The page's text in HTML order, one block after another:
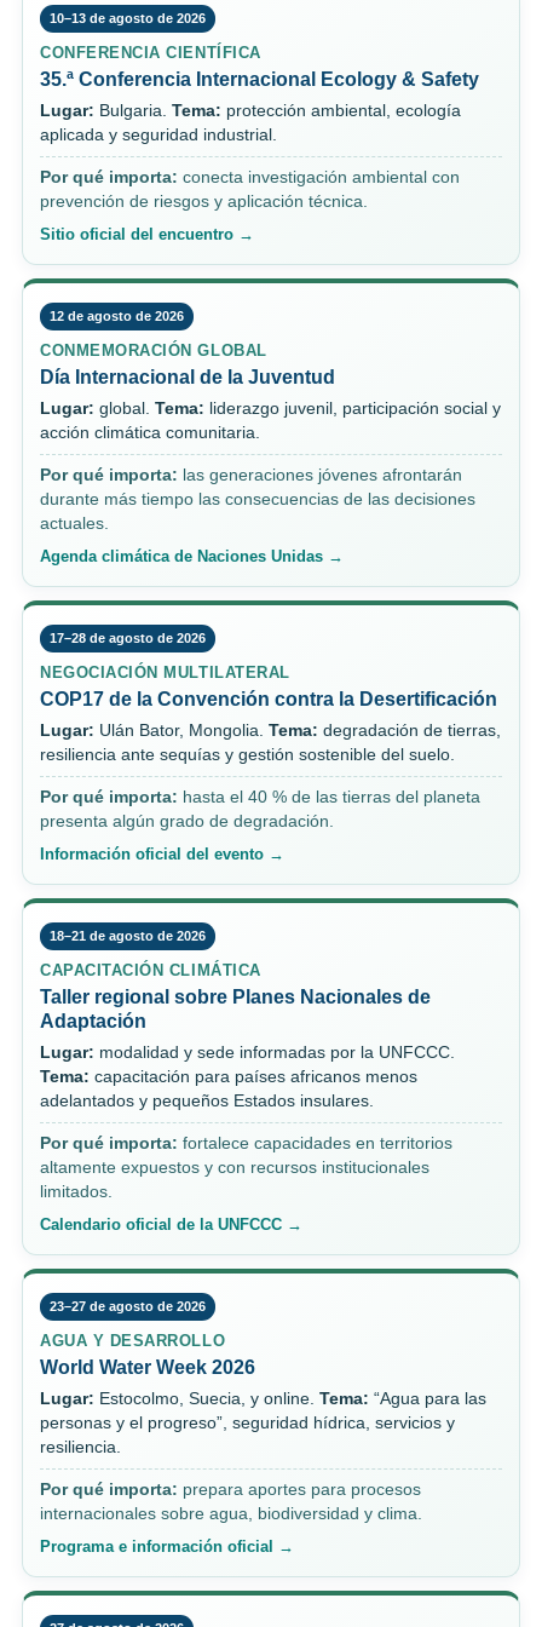
10–13 de agosto de 2026
CONFERENCIA CIENTÍFICA
35.ª Conferencia Internacional Ecology & Safety
Lugar: Bulgaria. Tema: protección ambiental, ecología
aplicada y seguridad industrial.
Por qué importa: conecta investigación ambiental con
prevención de riesgos y aplicación técnica.
Sitio oficial del encuentro →
12 de agosto de 2026
CONMEMORACIÓN GLOBAL
Día Internacional de la Juventud
Lugar: global. Tema: liderazgo juvenil, participación social y
acción climática comunitaria.
Por qué importa: las generaciones jóvenes afrontarán
durante más tiempo las consecuencias de las decisiones
actuales.
Agenda climática de Naciones Unidas →
17–28 de agosto de 2026
NEGOCIACIÓN MULTILATERAL
COP17 de la Convención contra la Desertificación
Lugar: Ulán Bator, Mongolia. Tema: degradación de tierras,
resiliencia ante sequías y gestión sostenible del suelo.
Por qué importa: hasta el 40 % de las tierras del planeta
presenta algún grado de degradación.
Información oficial del evento →
18–21 de agosto de 2026
CAPACITACIÓN CLIMÁTICA
Taller regional sobre Planes Nacionales de
Adaptación
Lugar: modalidad y sede informadas por la UNFCCC.
Tema: capacitación para países africanos menos
adelantados y pequeños Estados insulares.
Por qué importa: fortalece capacidades en territorios
altamente expuestos y con recursos institucionales
limitados.
Calendario oficial de la UNFCCC →
23–27 de agosto de 2026
AGUA Y DESARROLLO
World Water Week 2026
Lugar: Estocolmo, Suecia, y online. Tema: “Agua para las
personas y el progreso”, seguridad hídrica, servicios y
resiliencia.
Por qué importa: prepara aportes para procesos
internacionales sobre agua, biodiversidad y clima.
Programa e información oficial →